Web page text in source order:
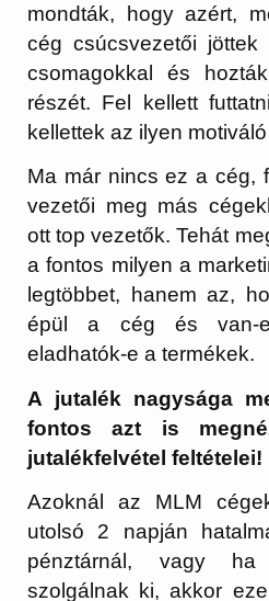
mondták, hogy azért,
cég csúcsvezetői
csomagokkal és
részét. Fel kellett
kellettek az ilyen
Ma már nincs ez a cég,
vezetői meg más
ott top vezetők. Tehát
a fontos milyen a
legtöbbet, hanem az,
épül a cég és van-e
eladhatók-e a termékek.
A jutalék nagysága
fontos azt is
jutalékfelvétel feltételei!
Azoknál az MLM
utolsó 2 napján
pénztárnál, vagy
szolgálnak ki, akkor